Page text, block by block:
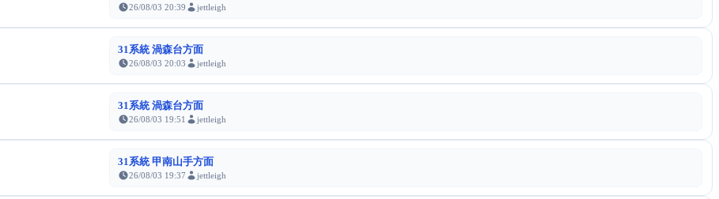
26/08/03 20:39 jettleigh
31系統 渦森台方面
26/08/03 20:03 jettleigh
31系統 渦森台方面
26/08/03 19:51 jettleigh
31系統 甲南山手方面
26/08/03 19:37 jettleigh